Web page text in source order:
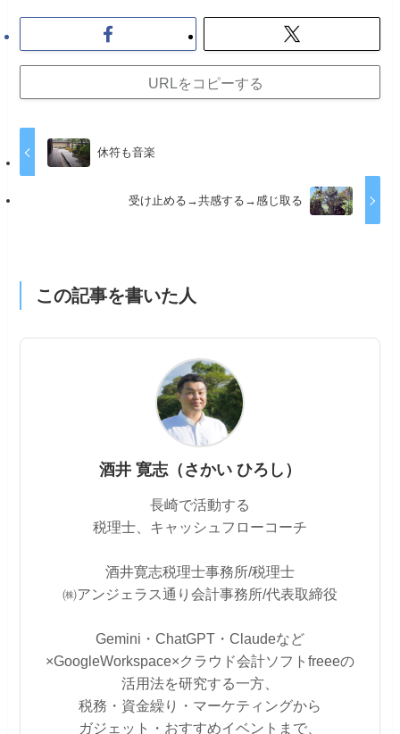
URLをコピーする
休符も音楽
受け止める→共感する→感じ取る
この記事を書いた人
酒井 寛志（さかい ひろし）
長崎で活動する
税理士、キャッシュフローコーチ
酒井寛志税理士事務所/税理士
㈱アンジェラス通り会計事務所/代表取締役
Gemini・ChatGPT・Claudeなど
×GoogleWorkspace×クラウド会計ソフトfreeeの
活用法を研究する一方、
税務・資金繰り・マーケティングから
ガジェット・おすすめイベントまで、